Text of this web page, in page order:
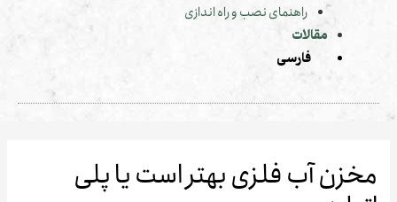
راهنمای نصب و راه اندازی
مقالات
فارسی
آب فلزی بهتر است یا پلی